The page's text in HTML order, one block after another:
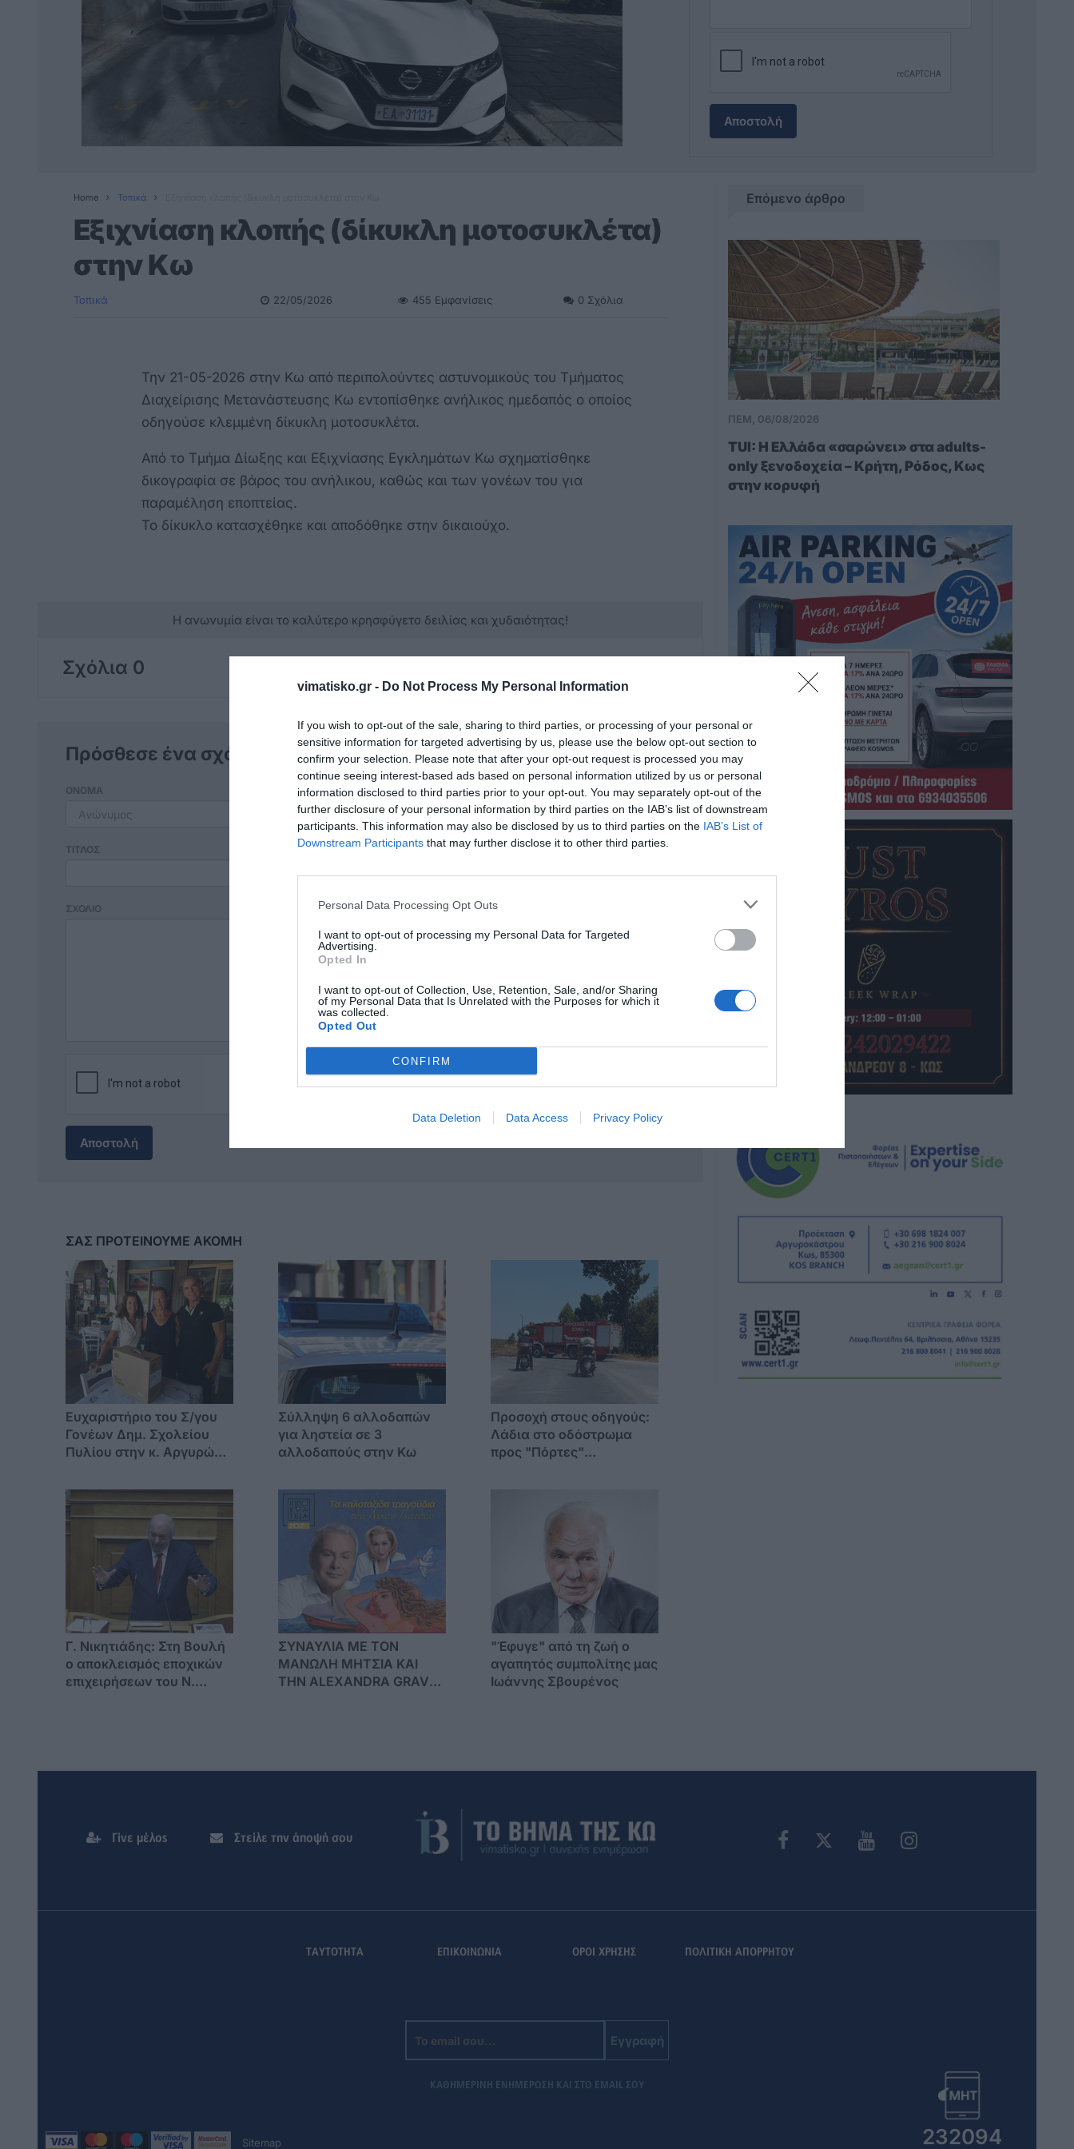
vimatisko.gr - Do Not Process My Personal Information
If you wish to opt-out of the sale, sharing to third parties, or processing of your personal or
sensitive information for targeted advertising by us, please use the below opt-out section to
confirm your selection. Please note that after your opt-out request is processed you may
continue seeing interest-based ads based on personal information utilized by us or personal
information disclosed to third parties prior to your opt-out. You may separately opt-out of the
further disclosure of your personal information by third parties on the IAB’s list of downstream
participants. This information may also be disclosed by us to third parties on the IAB’s List of
Downstream Participants that may further disclose it to other third parties.
Personal Data Processing Opt Outs
I want to opt-out of processing my Personal Data for Targeted
Advertising.
Opted In
I want to opt-out of Collection, Use, Retention, Sale, and/or Sharing
of my Personal Data that Is Unrelated with the Purposes for which it
was collected.
Opted Out
CONFIRM
Data Deletion Data Access Privacy Policy
Αποστολή
Home Τοπικά
Εξιχνίαση κλοπής (δίκυκλη μοτοσυκλέτα)
στην Κω
Τοπικά 22/05/2026 455 Εμφανίσεις 0 Σχόλια
Την 21-05-2026 στην Κω από περιπολούντες αστυνομικούς του Τμήματος
Διαχείρισης Μετανάστευσης Κω εντοπίσθηκε ανήλικος ημεδαπός ο οποίος
οδηγούσε κλεμμένη δίκυκλη μοτοσυκλέτα.
Από το Τμήμα Δίωξης και Εξιχνίασης Εγκλημάτων Κω σχηματίσθηκε
δικογραφία σε βάρος του ανήλικου, καθώς και των γονέων του για
παραμέληση εποπτείας.
Το δίκυκλο κατασχέθηκε και αποδόθηκε στην δικαιούχο.
Η ανωνυμία είναι το καλύτερο κρησφύγετο δειλίας και χυδαιότητας!
Σχόλια 0
Πρόσθεσε ένα σχόλιο
ΟΝΟΜΑ
ΤΙΤΛΟΣ
ΣΧΟΛΙΟ
Αποστολή
ΣΑΣ ΠΡΟΤΕΙΝΟΥΜΕ ΑΚΟΜΗ
Ευχαριστήριο του Σ/γου
Γονέων Δημ. Σχολείου
Πυλίου στην κ. Αργυρώ
Σύλληψη 6 αλλοδαπών
για ληστεία σε 3
αλλοδαπούς στην Κω
Προσοχή στους οδηγούς:
Λάδια στο οδόστρωμα
προς "Πόρτες"
Γ. Νικητιάδης: Στη Βουλή
ο αποκλεισμός εποχικών
επιχειρήσεων του Ν.
ΣΥΝΑΥΛΙΑ ΜΕ ΤΟΝ
ΜΑΝΩΛΗ ΜΗΤΣΙΑ ΚΑΙ
ΤΗΝ ALEXANDRA GRAVAS
"Έφυγε" από τη ζωή ο
αγαπητός συμπολίτης μας
Ιωάννης Σβουρένος
Επόμενο άρθρο
ΠΕΜ, 06/08/2026
TUI: Η Ελλάδα «σαρώνει» στα adults-
only ξενοδοχεία – Κρήτη, Ρόδος, Κως
στην κορυφή
Γίνε μέλος Στείλε την άποψή σου
ΤΑΥΤΟΤΗΤΑ ΕΠΙΚΟΙΝΩΝΙΑ ΟΡΟΙ ΧΡΗΣΗΣ ΠΟΛΙΤΙΚΗ ΑΠΟΡΡΗΤΟΥ
Εγγραφή
ΚΑΘΗΜΕΡΙΝΗ ΕΝΗΜΕΡΩΣΗ ΚΑΙ ΣΤΟ EMAIL ΣΟΥ
Sitemap 232094